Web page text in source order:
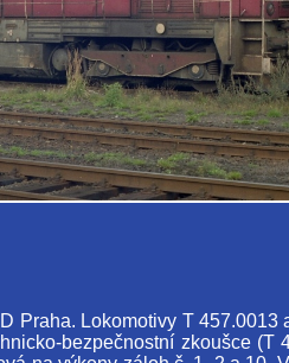
Praha. Lokomotivy T
bezpečnostní zkoušce